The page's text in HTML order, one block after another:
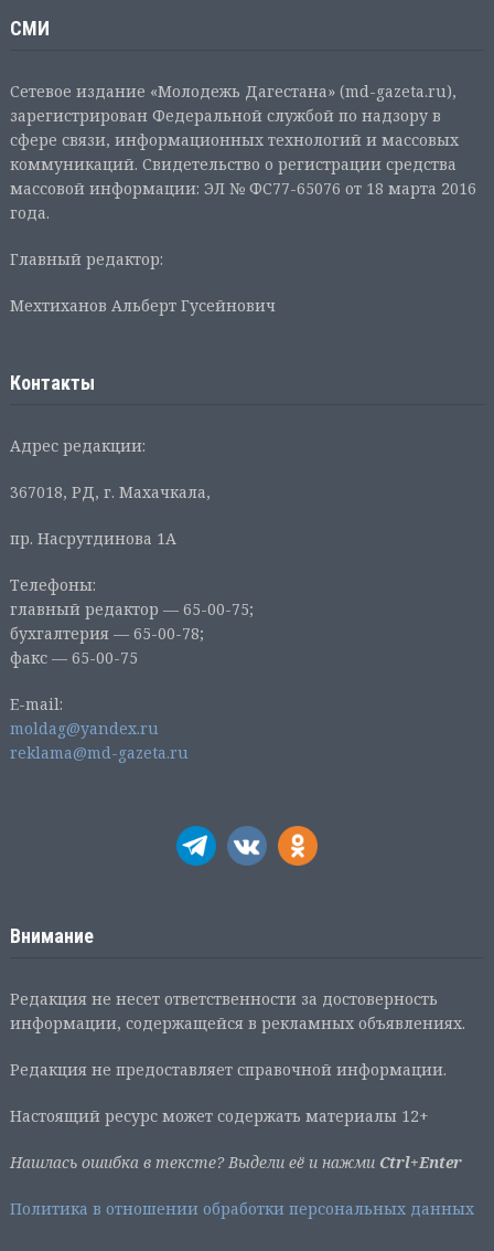
СМИ
Сетевое издание «Молодежь Дагестана» (md-gazeta.ru),
зарегистрирован Федеральной службой по надзору в
сфере связи, информационных технологий и массовых
коммуникаций. Свидетельство о регистрации средства
массовой информации: ЭЛ № ФС77-65076 от 18 марта 2016
года.
Главный редактор:
Мехтиханов Альберт Гусейнович
Контакты
Адрес редакции:
367018, РД, г. Махачкала,
пр. Насрутдинова 1А
Телефоны:
главный редактор — 65-00-75;
бухгалтерия — 65-00-78;
факс — 65-00-75
E-mail:
moldag@yandex.ru
reklama@md-gazeta.ru
Внимание
Редакция не несет ответственности за достоверность
информации, содержащейся в рекламных объявлениях.
Редакция не предоставляет справочной информации.
Настоящий ресурс может содержать материалы 12+
Нашлась ошибка в тексте? Выдели её и нажми Ctrl+Enter
Политика в отношении обработки персональных данных